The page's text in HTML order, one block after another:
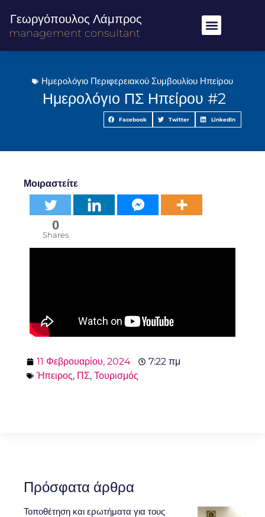
Γεωργόπουλος Λάμπρος
management consultant
Ημερολόγιο Περιφερειακού Συμβουλίου Ηπείρου
Ημερολόγιο ΠΣ Ηπείρου #2
Facebook Twitter LinkedIn
Μοιραστείτε
0
Shares
11 Φεβρουαρίου, 2024
7:22 πμ
Ήπειρος, ΠΣ, Τουρισμός
Πρόσφατα άρθρα
Τοποθέτηση και ερωτήματα για τους